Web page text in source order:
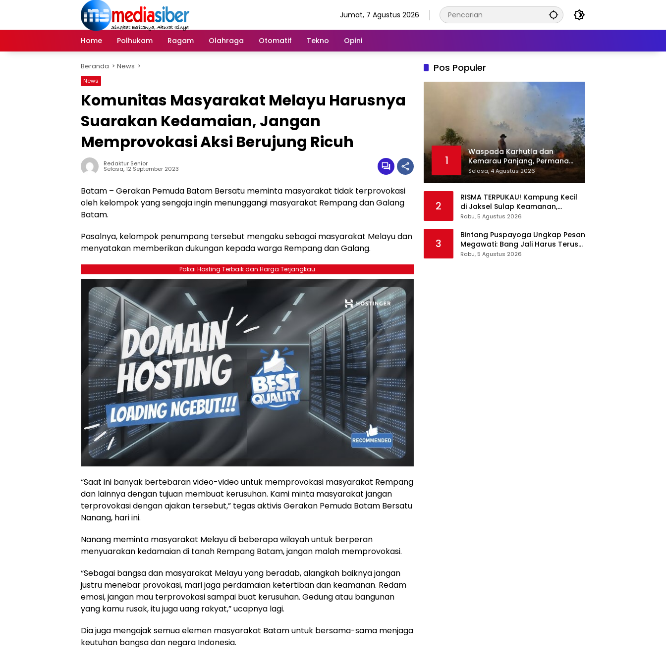
Jumat, 7 Agustus 2026
Home Polhukam Ragam Olahraga Otomatif Tekno Opini
Beranda News
News
Komunitas Masyarakat Melayu Harusnya
Suarakan Kedamaian, Jangan
Memprovokasi Aksi Berujung Ricuh
Redaktur Senior
Selasa, 12 September 2023
Batam – Gerakan Pemuda Batam Bersatu meminta masyarakat tidak terprovokasi
oleh kelompok yang sengaja ingin menunggangi masyarakat Rempang dan Galang
Batam.
Pasalnya, kelompok penumpang tersebut mengaku sebagai masyarakat Melayu dan
menyatakan memberikan dukungan kepada warga Rempang dan Galang.
Pakai Hosting Terbaik dan Harga Terjangkau
“Saat ini banyak bertebaran video-video untuk memprovokasi masyarakat Rempang
dan lainnya dengan tujuan membuat kerusuhan. Kami minta masyarakat jangan
terprovokasi dengan ajakan tersebut,” tegas aktivis Gerakan Pemuda Batam Bersatu
Nanang, hari ini.
Nanang meminta masyarakat Melayu di beberapa wilayah untuk berperan
menyuarakan kedamaian di tanah Rempang Batam, jangan malah memprovokasi.
“Sebagai bangsa dan masyarakat Melayu yang beradab, alangkah baiknya jangan
justru menebar provokasi, mari jaga perdamaian ketertiban dan keamanan. Redam
emosi, jangan mau terprovokasi sampai buat kerusuhan. Gedung atau bangunan
yang kamu rusak, itu juga uang rakyat,” ucapnya lagi.
Dia juga mengajak semua elemen masyarakat Batam untuk bersama-sama menjaga
keutuhan bangsa dan negara Indonesia.
Pos Populer
1
Waspada Karhutla dan
Kemarau Panjang, Permana
Irmansyah Tekankan Mitigasi
Berbasis Komunitas
Selasa, 4 Agustus 2026
2
RISMA TERPUKAU! Kampung Kecil
di Jaksel Sulap Keamanan,
Sampah, hingga Ketahanan
Rabu, 5 Agustus 2026
3
Bintang Puspayoga Ungkap Pesan
Megawati: Bang Jali Harus Terus
Dipantau dan Dikembangkan
Rabu, 5 Agustus 2026